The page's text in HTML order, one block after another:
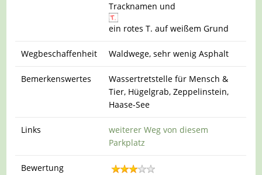
Tracknamen und
ein rotes T. auf weißem Grund
Wegbeschaffenheit Waldwege, sehr wenig Asphalt
Bemerkenswertes
Wassertretstelle für Mensch &
Tier, Hügelgrab, Zeppelinstein,
Haase-See
Links
weiterer Weg von diesem
Parkplatz
Bewertung